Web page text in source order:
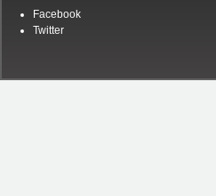
Facebook
Twitter